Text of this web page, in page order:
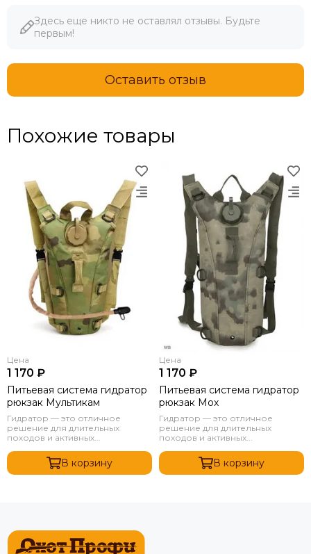
Здесь еще никто не оставлял отзывы. Будьте
первым!
Оставить отзыв
Похожие товары
Цена
1 170 ₽
Питьевая система гидратор
рюкзак Мультикам
Гидратор — это отличное
решение для длительных
походов и активных...
В корзину
Цена
1 170 ₽
Питьевая система гидратор
рюкзак Мох
Гидратор — это отличное
решение для длительных
походов и активных...
В корзину